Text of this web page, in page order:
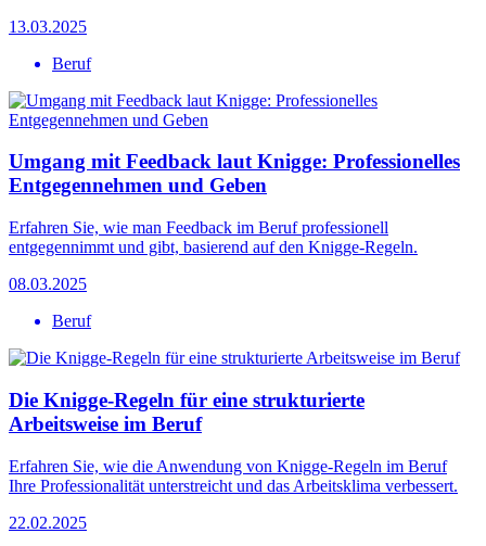
13.03.2025
Beruf
Umgang mit Feedback laut Knigge: Professionelles
Entgegennehmen und Geben
Erfahren Sie, wie man Feedback im Beruf professionell
entgegennimmt und gibt, basierend auf den Knigge-Regeln.
08.03.2025
Beruf
Die Knigge-Regeln für eine strukturierte
Arbeitsweise im Beruf
Erfahren Sie, wie die Anwendung von Knigge-Regeln im Beruf
Ihre Professionalität unterstreicht und das Arbeitsklima verbessert.
22.02.2025